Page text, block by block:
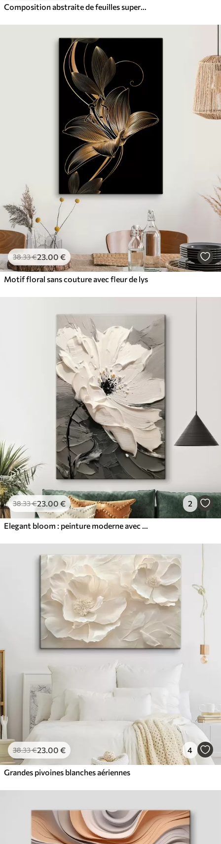
Composition abstraite de feuilles superposées, de formes courbes en noir, blanc et beige, œuvre d'art texturée
38.33€23.00 €
Motif floral sans couture avec fleur de lys
38.33€23.00 € 2
Elegant bloom : peinture moderne avec texture gaufrée
38.33€23.00 € 4
Grandes pivoines blanches aériennes